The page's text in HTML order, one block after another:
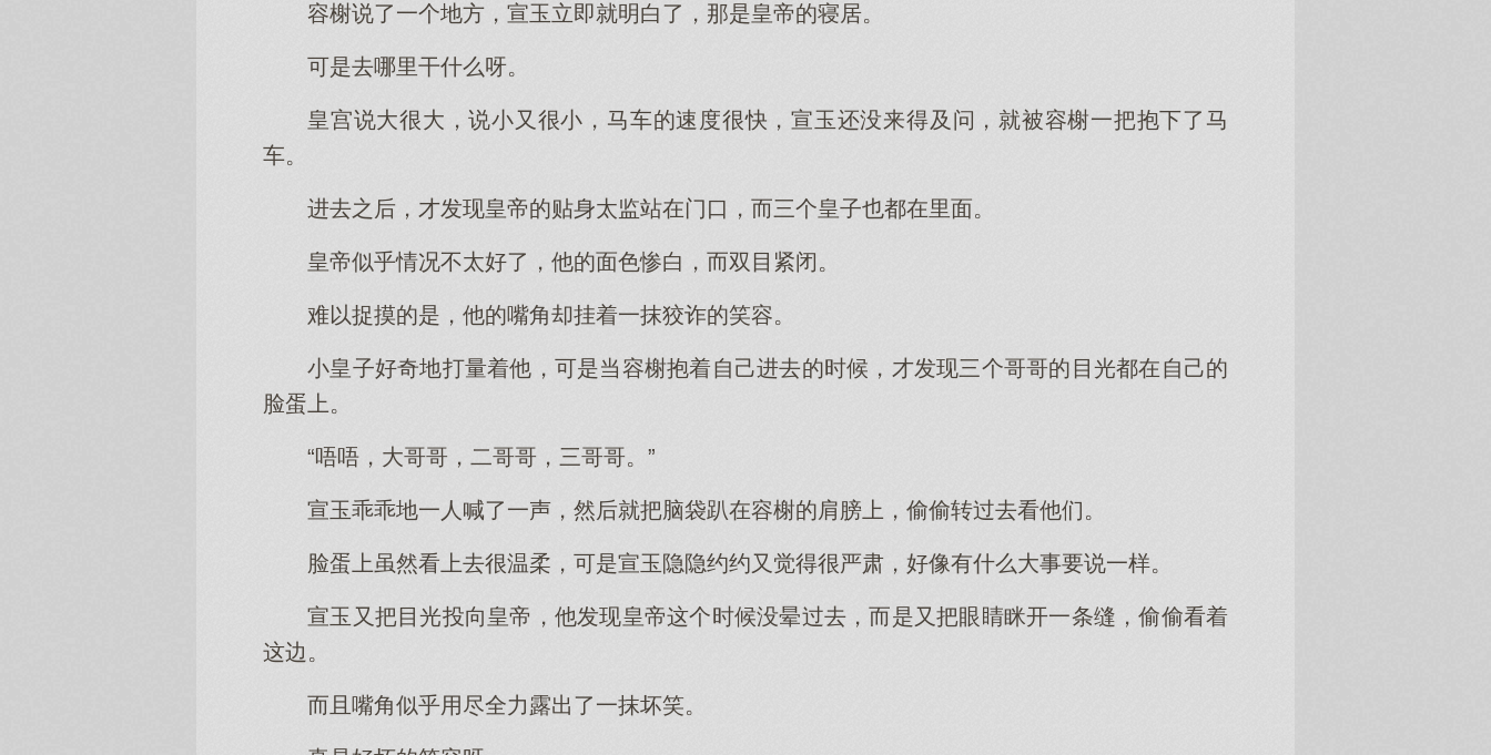
容榭说了一个地方，宣玉立即就明白了，那是皇帝的寝居。
可是去哪里干什么呀。
皇宫说大很大，说小又很小，马车的速度很快，宣玉还没来得及问，就被容榭一把抱下了马
车。
进去之后，才发现皇帝的贴身太监站在门口，而三个皇子也都在里面。
皇帝似乎情况不太好了，他的面色惨白，而双目紧闭。
难以捉摸的是，他的嘴角却挂着一抹狡诈的笑容。
小皇子好奇地打量着他，可是当容榭抱着自己进去的时候，才发现三个哥哥的目光都在自己的
脸蛋上。
“唔唔，大哥哥，二哥哥，三哥哥。”
宣玉乖乖地一人喊了一声，然后就把脑袋趴在容榭的肩膀上，偷偷转过去看他们。
脸蛋上虽然看上去很温柔，可是宣玉隐隐约约又觉得很严肃，好像有什么大事要说一样。
宣玉又把目光投向皇帝，他发现皇帝这个时候没晕过去，而是又把眼睛眯开一条缝，偷偷看着
这边。
而且嘴角似乎用尽全力露出了一抹坏笑。